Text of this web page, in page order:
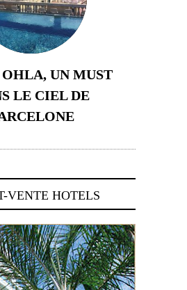
UN MUST
LE CIEL DE
VENTE HOTELS